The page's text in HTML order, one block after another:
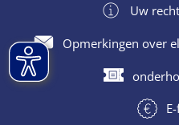
Uw
Opmerkingen over